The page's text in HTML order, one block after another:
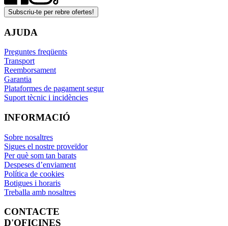
Subscriu-te per rebre ofertes!
AJUDA
Preguntes freqüents
Transport
Reemborsament
Garantia
Plataformes de pagament segur
Suport tècnic i incidències
INFORMACIÓ
Sobre nosaltres
Sigues el nostre proveïdor
Per què som tan barats
Despeses d’enviament
Política de cookies
Botigues i horaris
Treballa amb nosaltres
CONTACTE
D'OFICINES